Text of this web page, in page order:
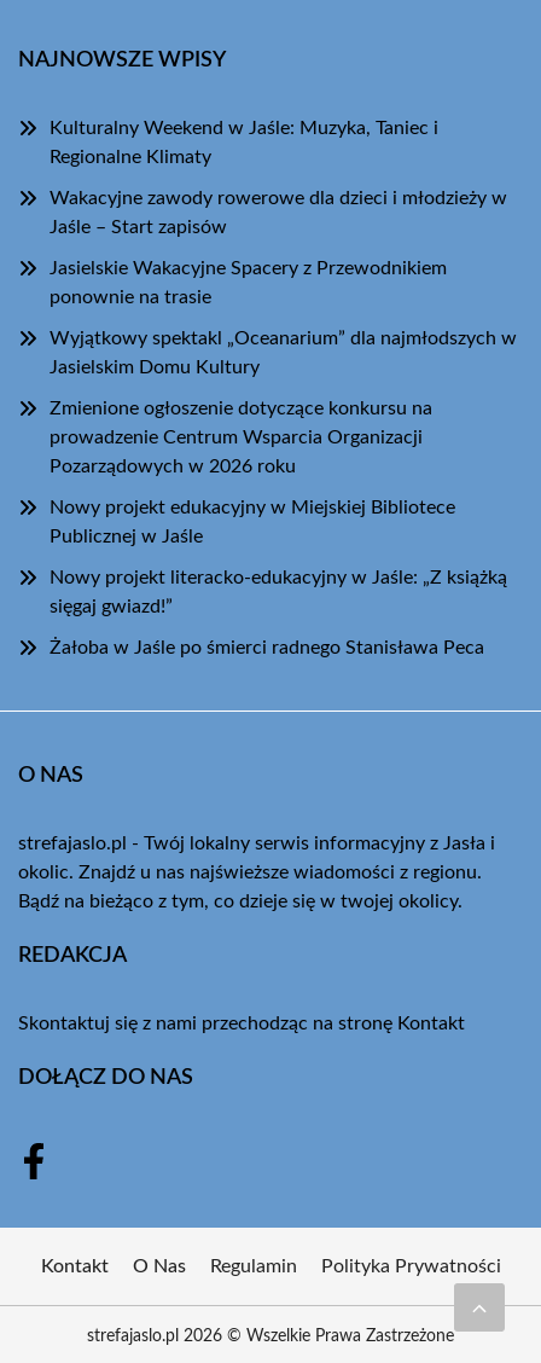
NAJNOWSZE WPISY
Kulturalny Weekend w Jaśle: Muzyka, Taniec i
Regionalne Klimaty
Wakacyjne zawody rowerowe dla dzieci i młodzieży w
Jaśle – Start zapisów
Jasielskie Wakacyjne Spacery z Przewodnikiem
ponownie na trasie
Wyjątkowy spektakl „Oceanarium” dla najmłodszych w
Jasielskim Domu Kultury
Zmienione ogłoszenie dotyczące konkursu na
prowadzenie Centrum Wsparcia Organizacji
Pozarządowych w 2026 roku
Nowy projekt edukacyjny w Miejskiej Bibliotece
Publicznej w Jaśle
Nowy projekt literacko-edukacyjny w Jaśle: „Z książką
sięgaj gwiazd!”
Żałoba w Jaśle po śmierci radnego Stanisława Peca
O NAS
strefajaslo.pl - Twój lokalny serwis informacyjny z Jasła i
okolic. Znajdź u nas najświeższe wiadomości z regionu.
Bądź na bieżąco z tym, co dzieje się w twojej okolicy.
REDAKCJA
Skontaktuj się z nami przechodząc na stronę Kontakt
DOŁĄCZ DO NAS
Kontakt O Nas Regulamin Polityka Prywatności
strefajaslo.pl 2026 © Wszelkie Prawa Zastrzeżone